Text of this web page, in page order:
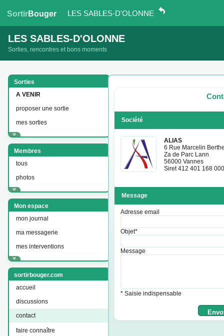
SortirBouger LES SABLES-D'OLONNE
LES SABLES-D'OLONNE
Sorties, rencontres et bons moments
Sorties
A VENIR
proposer une sortie
mes sorties
Membres
tous
photos
Mon espace
mon journal
ma messagerie
mes interventions
sortirbouger.com
accueil
discussions
contact
faire connaître
Société
ALIAS
6 Rue Marcelin
Za de Parc Lann
56000 Vannes
Siret 412 401 168
Message
Adresse email
Objet*
Message
* Saisie indispensable